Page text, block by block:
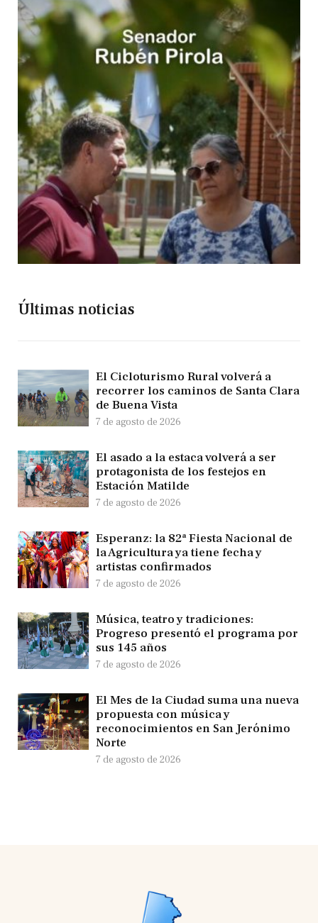
Últimas noticias
El Cicloturismo Rural volverá a
recorrer los caminos de Santa Clara
de Buena Vista
7 de agosto de 2026
El asado a la estaca volverá a ser
protagonista de los festejos en
Estación Matilde
7 de agosto de 2026
Esperanz: la 82ª Fiesta Nacional de
la Agricultura ya tiene fecha y
artistas confirmados
7 de agosto de 2026
Música, teatro y tradiciones:
Progreso presentó el programa por
sus 145 años
7 de agosto de 2026
El Mes de la Ciudad suma una nueva
propuesta con música y
reconocimientos en San Jerónimo
Norte
7 de agosto de 2026